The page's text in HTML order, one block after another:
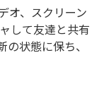
オ、スクリーン
して友達と共有
状態に保ち、